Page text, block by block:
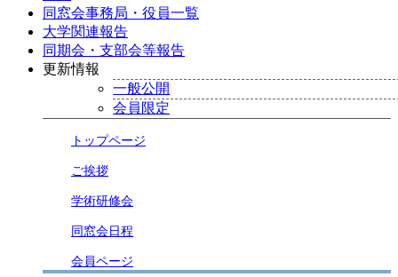
同窓会事務局・役員一覧
大学関連報告
同期会・支部会等報告
更新情報
一般公開
会員限定
トップページ
ご挨拶
学術研修会
同窓会日程
会員ページ